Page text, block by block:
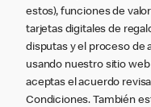
estos), funciones de
tarjetas digitales de
disputas y el proceso de
usando nuestro sitio
aceptas el acuerdo
Condiciones. También